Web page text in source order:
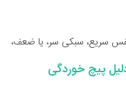
سریع، سبکی سر، یا ضعف،
پیچ خوردگی